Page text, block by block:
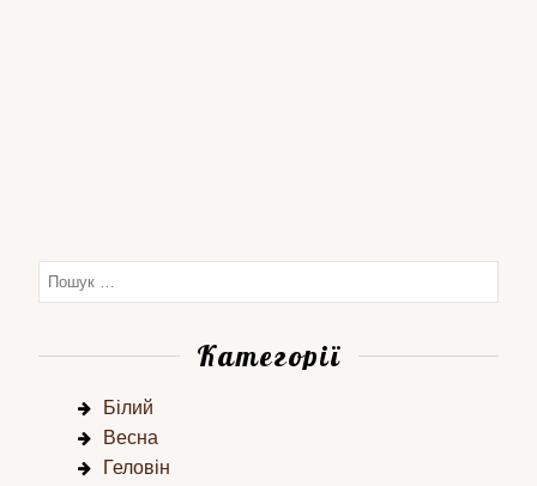
Категорії
Білий
Весна
Геловін